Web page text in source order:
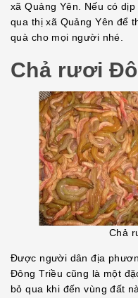
xã Quảng Yên. Nếu có
qua thị xã Quảng Yên để
quà cho mọi người nhé.
Chả rươi
Chả
Được người dân địa
Đông Triều cũng là một
bỏ qua khi đến vùng đất